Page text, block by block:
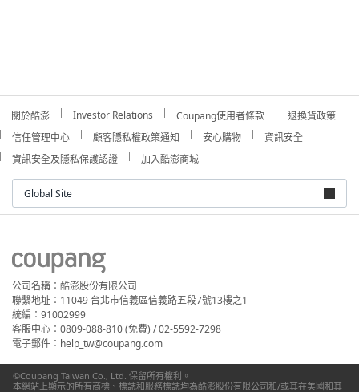
關於酷澎 Investor Relations Coupang使用者條款
退換貨政策
信任管理中心
顧客隱私權政策通知 安心購物
資訊安全
資訊安全及隱私保護認證
加入酷澎商城
Global Site
公司名稱：酷澎股份有限公司
聯繫地址：11049 台北市信義區信義路五段7號13樓之1
統編：91002999
客服中心：0809-088-810 (免費) / 02-5592-7298
電子郵件：help_tw@coupang.com
©Coupang Taiwan Co., Ltd. 保留所有權利。
本網站上顯示的所有商標、標誌和服務標誌均為酷澎股份有限公司和/或其在美國和其